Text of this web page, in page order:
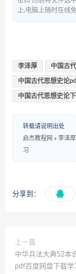
上,电脑上随时在线
李泽厚 中国古
中国古代思想史论
中国古代思想史论
转载请说明出处
启杰教程网 » 李泽
习
分享到：
上一篇
中华兵法大典52本
pdf百度网盘下载学